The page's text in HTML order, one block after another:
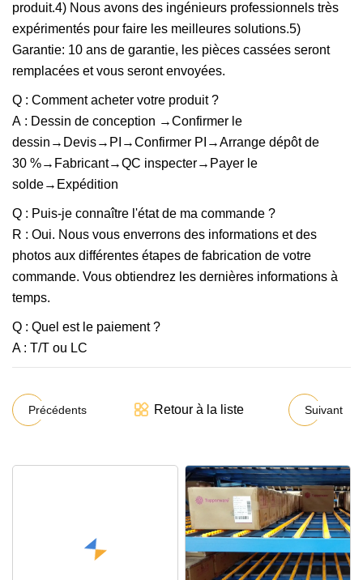
produit.4) Nous avons des ingénieurs professionnels très
expérimentés pour faire les meilleures solutions.5)
Garantie: 10 ans de garantie, les pièces cassées seront
remplacées et vous seront envoyées.
Q : Comment acheter votre produit ?
A : Dessin de conception →Confirmer le
dessin→Devis→PI→Confirmer PI→Arrange dépôt de
30 %→Fabricant→QC inspecter→Payer le
solde→Expédition
Q : Puis-je connaître l'état de ma commande ?
R : Oui. Nous vous enverrons des informations et des
photos aux différentes étapes de fabrication de votre
commande. Vous obtiendrez les dernières informations à
temps.
Q : Quel est le paiement ?
A : T/T ou LC
Précédents Retour à la liste Suivant